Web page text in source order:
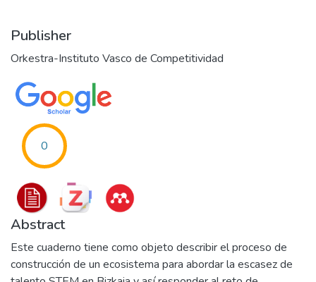
Publisher
Orkestra-Instituto Vasco de Competitividad
0
Abstract
Este cuaderno tiene como objeto describir el proceso de
construcción de un ecosistema para abordar la escasez de